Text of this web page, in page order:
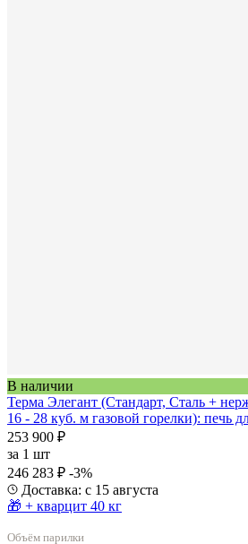
В наличии
Терма Элегант (Стандарт, Сталь +
16 - 28 куб. м газовой горелки): печь
253 900 ₽
за 1 шт
246 283 ₽ -3%
Доставка: с 15 августа
🎁 + кварцит 40 кг
Объём парилки